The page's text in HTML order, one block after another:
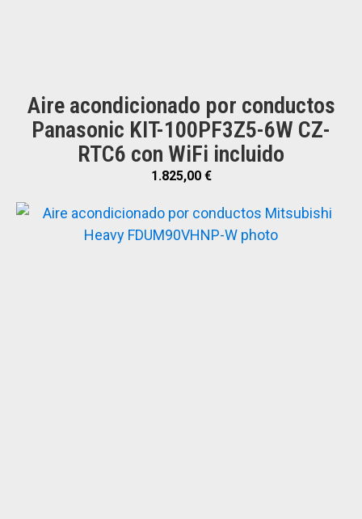
Aire acondicionado por conductos
Panasonic KIT-100PF3Z5-6W CZ-
RTC6 con WiFi incluido
1.825,00 €